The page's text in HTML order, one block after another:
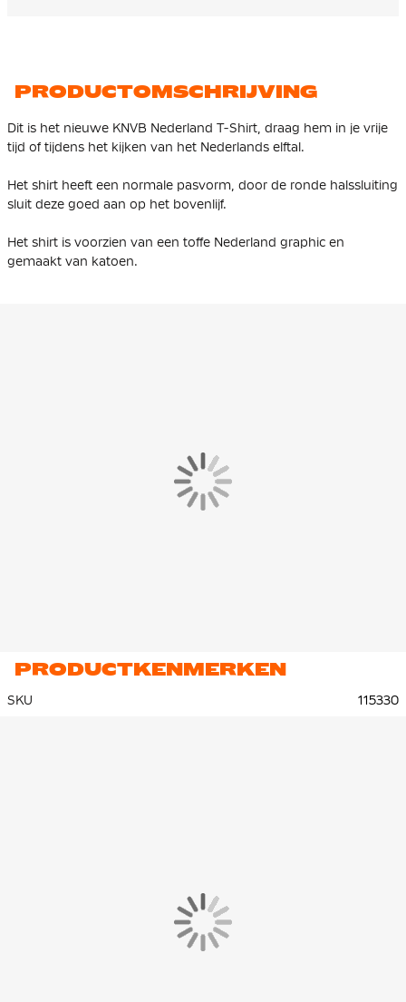
PRODUCTOMSCHRIJVING
Dit is het nieuwe KNVB Nederland T-Shirt, draag hem in je vrije
tijd of tijdens het kijken van het Nederlands elftal.
Het shirt heeft een normale pasvorm, door de ronde halssluiting
sluit deze goed aan op het bovenlijf.
Het shirt is voorzien van een toffe Nederland graphic en
gemaakt van katoen.
PRODUCTKENMERKEN
SKU 115330